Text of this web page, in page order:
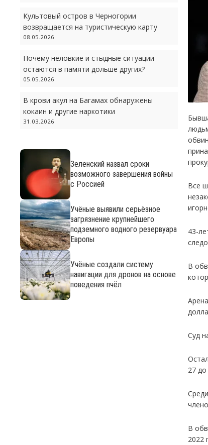
Культовый остров в Черногории
возвращается на туристическую карту
08.05.2026
Почему неловкие и стыдные ситуации
остаются в памяти дольше других?
05.05.2026
В крови акул на Багамах обнаружены
кокаин и другие наркотики
31.03.2026
Зеленский назвал сроки
возможного завершения войны
с Россией
Учёные выявили серьёзное
загрязнение крупнейшего
подземного водного резервуара
Европы
Учёные создали систему
навигации для дронов на основе
поведения пчёл
Все
43-
В
Суд
27 до
В
2022